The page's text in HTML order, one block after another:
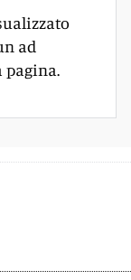
ad
pagina.